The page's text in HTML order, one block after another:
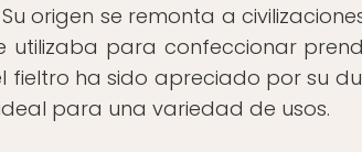
origen se remonta a
utilizaba para confeccionar
fieltro ha sido apreciado por su
para una variedad de usos.